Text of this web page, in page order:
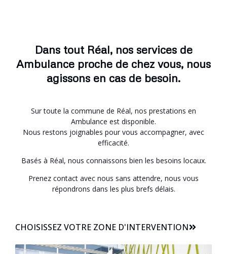
Dans tout Réal, nos services de
Ambulance proche de chez vous, nous
agissons en cas de besoin.
Sur toute la commune de Réal, nos prestations en
Ambulance est disponible.
Nous restons joignables pour vous accompagner, avec
efficacité.
Basés à Réal, nous connaissons bien les besoins locaux.
Prenez contact avec nous sans attendre, nous vous
répondrons dans les plus brefs délais.
CHOISISSEZ VOTRE ZONE D'INTERVENTION